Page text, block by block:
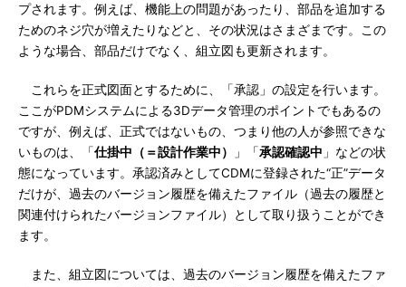
プされます。例えば、機能上の問題があったり、部品を追加する
ためのネジ穴が増えたりなどと、その状況はさまざまです。この
ような場合、部品だけでなく、組立図も更新されます。
これらを正式図面とするために、「承認」の設定を行います。
ここがPDMシステムによる3Dデータ管理のポイントでもあるの
ですが、例えば、正式ではないもの、つまり他の人が参照できな
いものは、「仕掛中（＝設計作業中） 」「承認確認中 」などの状
態になっています。承認済みとしてCDMに登録された“正”データ
だけが、過去のバージョン履歴を備えたファイル（過去の履歴と
関連付けられたバージョンファイル）として取り扱うことができ
ます。
また、組立図については、過去のバージョン履歴を備えたファ